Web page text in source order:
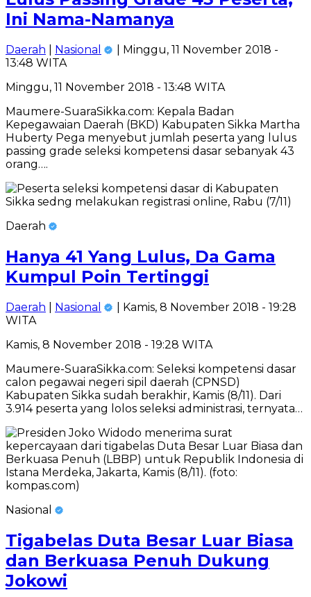
Ini Nama-Namanya
Daerah Nasional
| Minggu, 11 November 2018 -
13:48 WITA
Minggu, 11 November 2018 - 13:48 WITA
Maumere-SuaraSikka.com: Kepala Badan
Kepegawaian Daerah (BKD) Kabupaten Sikka Martha
Huberty Pega menyebut jumlah peserta yang lulus
passing grade seleksi kompetensi dasar sebanyak 43
orang….
Daerah
Hanya 41 Yang Lulus, Da Gama
Kumpul Poin Tertinggi
Daerah Nasional
| Kamis, 8 November 2018 - 19:28
WITA
Kamis, 8 November 2018 - 19:28 WITA
Maumere-SuaraSikka.com: Seleksi kompetensi dasar
calon pegawai negeri sipil daerah (CPNSD)
Kabupaten Sikka sudah berakhir, Kamis (8/11). Dari
3.914 peserta yang lolos seleksi administrasi, ternyata…
Nasional
Tigabelas Duta Besar Luar Biasa
dan Berkuasa Penuh Dukung
Jokowi